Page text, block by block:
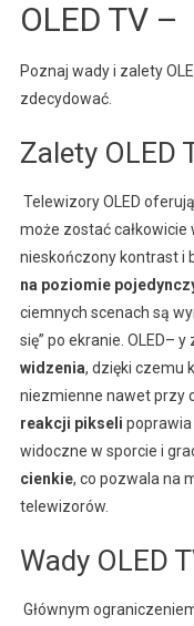
OLED TV
Poznaj wady i zalety
zdecydować.
Zalety OLED
Telewizory OLED oferują
może zostać całkowicie
nieskończony kontrast i
na poziomie
ciemnych scenach są
się” po ekranie. OLED–
widzenia, dzięki czemu
niezmienne nawet przy
reakcji pikseli
widoczne w sporcie i
cienkie, co pozwala na
telewizorów.
Wady OLED
Głównym